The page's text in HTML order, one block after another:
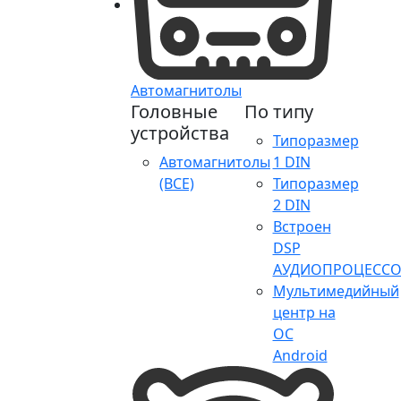
Автомагнитолы
Головные
устройства
Автомагнитолы
(ВСЕ)
По типу
Типоразмер
1 DIN
Типоразмер
2 DIN
Встроен
DSP
Мультимедийный
центр на
ОС
Android